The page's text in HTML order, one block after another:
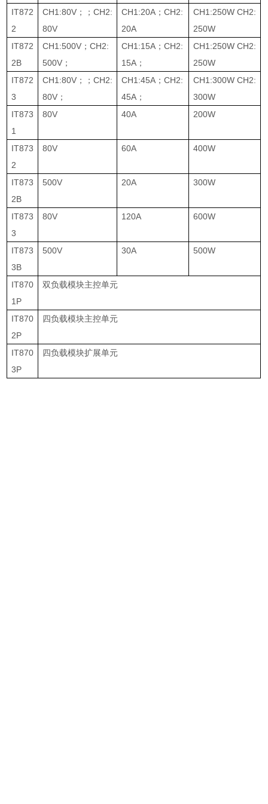
IT872
2
CH1:80V ；；CH2:
80V
CH1:20A ；CH2:
20A
CH1:250W CH2:
250W
IT872
2B
CH1:500V ；CH2:
500V ；
CH1:15A ；CH2:
15A ；
CH1:250W CH2:
250W
IT872
3
CH1:80V ；；CH2:
80V ；
CH1:45A ；CH2:
45A ；
CH1:300W CH2:
300W
IT873
1
80V 40A 200W
IT873
2
80V 60A 400W
IT873
2B
500V 20A 300W
IT873
3
80V 120A 600W
IT873
3B
500V 30A 500W
IT870
1P
双负载模块主控单元
IT870
2P
四负载模块主控单元
IT870
3P
四负载模块扩展单元